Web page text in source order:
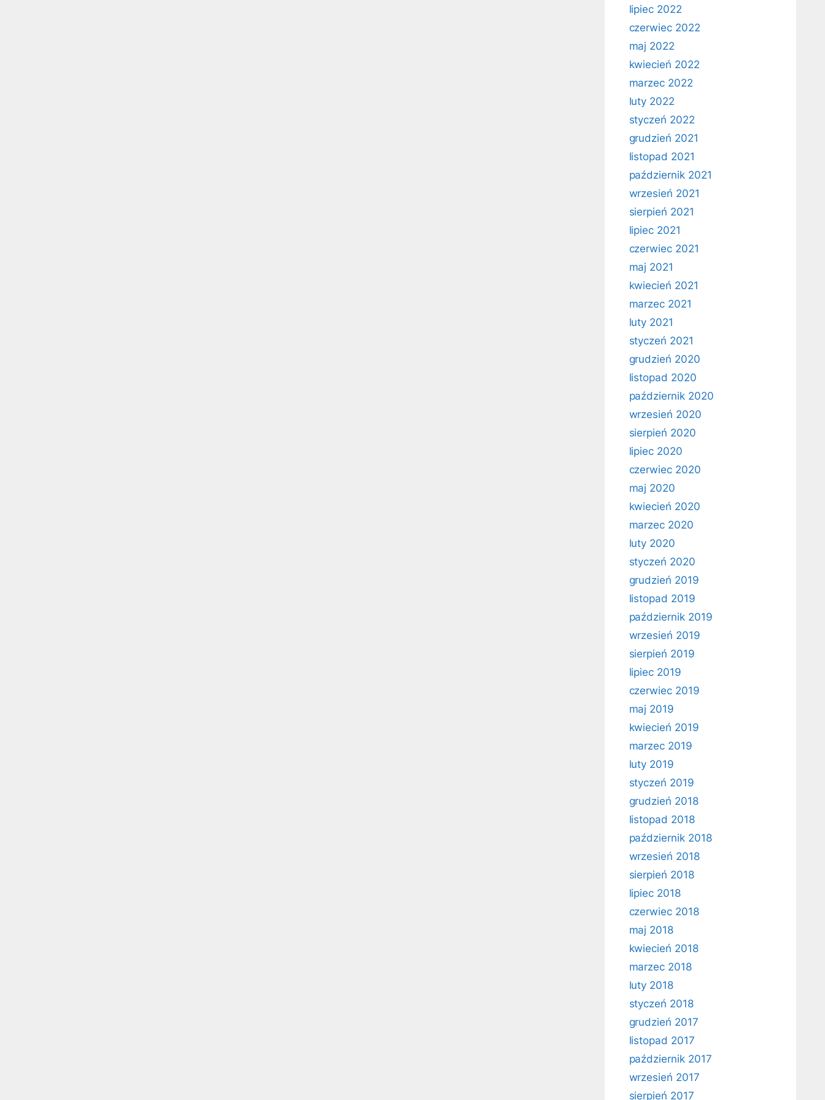
lipiec 2022
czerwiec 2022
maj 2022
kwiecień 2022
marzec 2022
luty 2022
styczeń 2022
grudzień 2021
listopad 2021
październik 2021
wrzesień 2021
sierpień 2021
lipiec 2021
czerwiec 2021
maj 2021
kwiecień 2021
marzec 2021
luty 2021
styczeń 2021
grudzień 2020
listopad 2020
październik 2020
wrzesień 2020
sierpień 2020
lipiec 2020
czerwiec 2020
maj 2020
kwiecień 2020
marzec 2020
luty 2020
styczeń 2020
grudzień 2019
listopad 2019
październik 2019
wrzesień 2019
sierpień 2019
lipiec 2019
czerwiec 2019
maj 2019
kwiecień 2019
marzec 2019
luty 2019
styczeń 2019
grudzień 2018
listopad 2018
październik 2018
wrzesień 2018
sierpień 2018
lipiec 2018
czerwiec 2018
maj 2018
kwiecień 2018
marzec 2018
luty 2018
styczeń 2018
grudzień 2017
listopad 2017
październik 2017
wrzesień 2017
sierpień 2017